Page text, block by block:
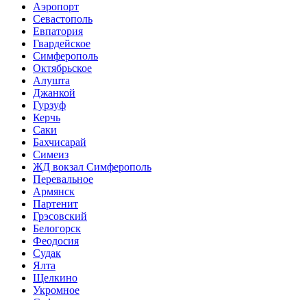
Аэропорт
Севастополь
Евпатория
Гвардейское
Симферополь
Октябрьское
Алушта
Джанкой
Гурзуф
Керчь
Саки
Бахчисарай
Симеиз
ЖД вокзал Симферополь
Перевальное
Армянск
Партенит
Грэсовский
Белогорск
Феодосия
Судак
Ялта
Щелкино
Укромное